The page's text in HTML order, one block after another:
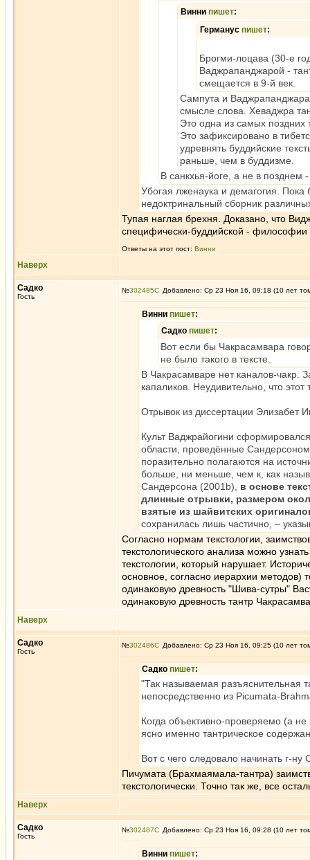
Винни пишет:
Германус пишет:
Брогми-лоцава (30-е
Ваджрапанджарой -
смещается в 9-й век.
Сампута и
смысле слова. Хеваджра
Это одна из самых поздних
Это зафиксировано в
удревнять буддийские
раньше, чем в буддизме.
В санкхья-йоге, а не в позднем
Убогая лженаука и демагогия. Пока
недоктринальный сборник
Тупая наглая брехня. Доказано, что
специфически-буддийской - философии
Ответы на этот пост: Винни
Наверх
Садко
Гость
№302485 Добавлено: Ср 23 Ноя 16, 09:18 (10 лет
Винни пишет:
Садко пишет:
Вот если бы Чакрасамвара
не было такого в тексте.
В Чакрасамваре нет каналов-чакр.
капаликов. Неудивительно, что
Отрывок из диссертации Элизабет
Культ Ваджрайогини
области, проведённые
поразительно полагаются на
больше, ни меньше, чем к, как
Сандерсона (2001b), в основе
длинные отрывки, размером
взятые из шайвитских
сохранилась лишь частично, –
Согласно нормам текстологии,
текстологического анализа можно
текстологии, который нарушает.
основное, согласно иерархии
одинаковую древность "Шива-сутры"
одинаковую древность тантр
Наверх
Садко
Гость
№302486 Добавлено: Ср 23 Ноя 16, 09:25 (10 лет
Садко пишет:
"Так называемая разъяснительная
непосредственно из Picumata-
Когда объективно-проверяемо (а
ясно именно тантрическое
Вот с чего следовало начинать г-ну
Пичумата (Брахмаямала-тантра)
текстологически. Точно так же, все
Наверх
Садко
Гость
№302487 Добавлено: Ср 23 Ноя 16, 09:28 (10 лет
Винни пишет: